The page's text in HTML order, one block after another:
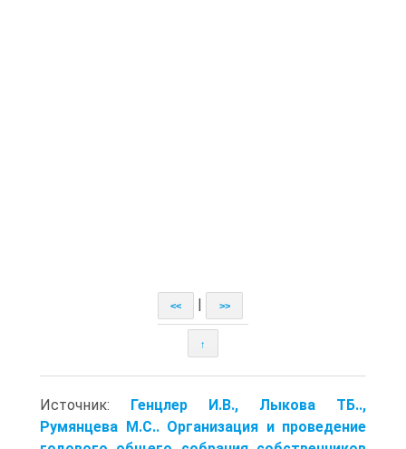
<< >>
↑
Источник: Генцлер И.В., Лыкова ТБ..,
Румянцева М.С.. Организация и проведение